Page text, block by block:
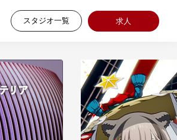
スタジオ一覧 求人